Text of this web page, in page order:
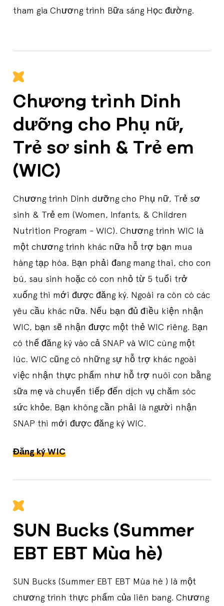
tham gia Chương trình Bữa sáng Học đường.
Chương trình Dinh
dưỡng cho Phụ nữ,
Trẻ sơ sinh & Trẻ em
(WIC)
Chương trình Dinh dưỡng cho Phụ nữ, Trẻ sơ
sinh & Trẻ em (Women, Infants, & Children
Nutrition Program - WIC). Chương trình WIC là
một chương trình khác nữa hỗ trợ bạn mua
hàng tạp hóa. Bạn phải đang mang thai, cho con
bú, sau sinh hoặc có con nhỏ từ 5 tuổi trở
xuống thì mới được đăng ký. Ngoài ra còn có các
yêu cầu khác nữa. Nếu bạn đủ điều kiện nhận
WIC, bạn sẽ nhận được một thẻ WIC riêng. Bạn
có thể đăng ký vào cả SNAP và WIC cùng một
lúc. WIC cũng có những sự hỗ trợ khác ngoài
việc nhận thực phẩm như hỗ trợ nuôi con bằng
sữa mẹ và chuyển tiếp đến dịch vụ chăm sóc
sức khỏe. Bạn không cần phải là người nhận
SNAP thì mới được đăng ký WIC.
Đăng ký WIC
SUN Bucks (Summer
EBT EBT Mùa hè)
SUN Bucks (Summer EBT EBT Mùa hè ) là một
chương trình thực phẩm của liên bang. Chương